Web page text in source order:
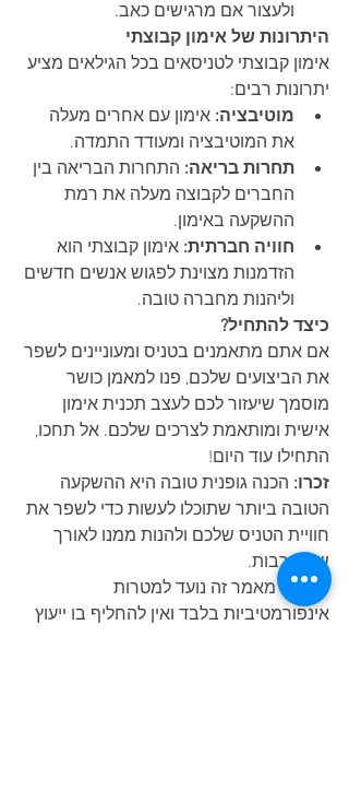
ולעצור אם מרגישים כאב.
היתרונות של אימון קבוצתי
אימון קבוצתי לטניסאים בכל הגילאים מציע
יתרונות רבים:
מוטיבציה: אימון עם אחרים מעלה
את המוטיבציה ומעודד התמדה.
תחרות בריאה: התחרות הבריאה בין
החברים לקבוצה מעלה את רמת
ההשקעה באימון.
חוויה חברתית: אימון קבוצתי הוא
הזדמנות מצוינת לפגוש אנשים חדשים
וליהנות מחברה טובה.
כיצד להתחיל?
אם אתם מתאמנים בטניס ומעוניינים לשפר
את הביצועים שלכם, פנו למאמן כושר
מוסמך שיעזור לכם לעצב תכנית אימון
אישית ומותאמת לצרכים שלכם. אל תחכו,
התחילו עוד היום!
זכרו: הכנה גופנית טובה היא ההשקעה
הטובה ביותר שתוכלו לעשות כדי לשפר את
חוויית הטניס שלכם ולהנות ממנו לאורך
שנים רבות.
הערה: מאמר זה נועד למטרות
אינפורמטיביות בלבד ואין להחליף בו ייעוץ